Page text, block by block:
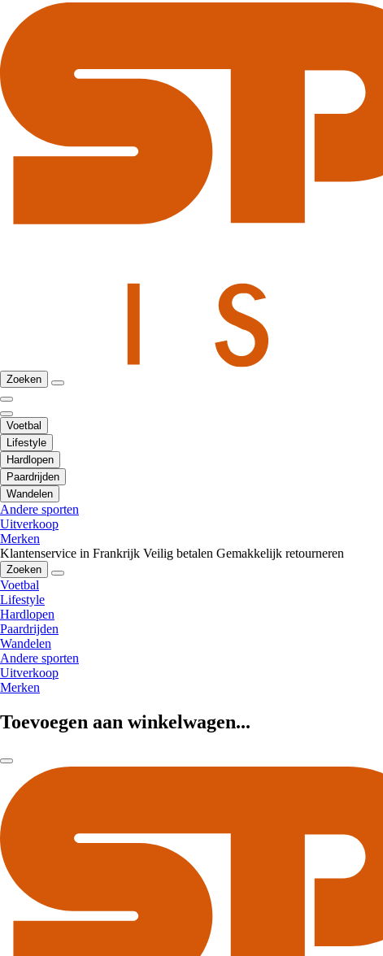
Zoeken
Voetbal
Lifestyle
Hardlopen
Paardrijden
Wandelen
Andere sporten
Uitverkoop
Merken
Klantenservice in Frankrijk Veilig betalen Gemakkelijk retourneren
Zoeken
Voetbal
Lifestyle
Hardlopen
Paardrijden
Wandelen
Andere sporten
Uitverkoop
Merken
Toevoegen aan winkelwagen...